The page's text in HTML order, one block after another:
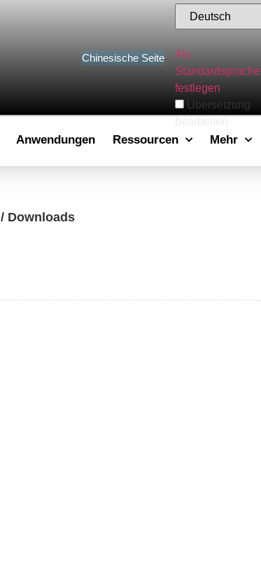
Chinesische Seite
Als
Standardsprache
festlegen
Übersetzung
Anwendungen Ressourcen Mehr
/ Downloads